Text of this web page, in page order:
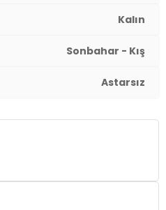
Kalın
Sonbahar - Kış
Astarsız